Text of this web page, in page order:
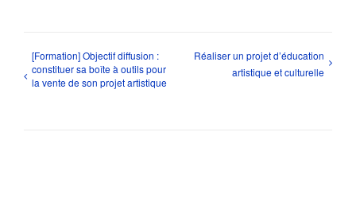
[Formation] Objectif diffusion :
constituer sa boîte à outils pour
la vente de son projet artistique
Réaliser un projet d’éducation
artistique et culturelle